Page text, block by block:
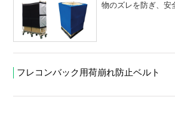
物のズレを防ぎ、安
フレコンバック用荷崩れ防止ベルト